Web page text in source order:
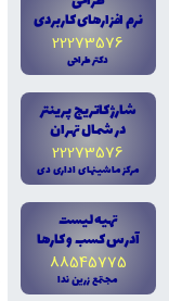
نرم افزارهاى کاربردى
22273576
دکتر طراحى
شارژ کاتريج پرينتر
در شمال تهران
22273576
مرکز ماشينهاى ادارى دى
تهيه ليست
آدرس کسب و کارها
88545775
مجتمع زرين ندا